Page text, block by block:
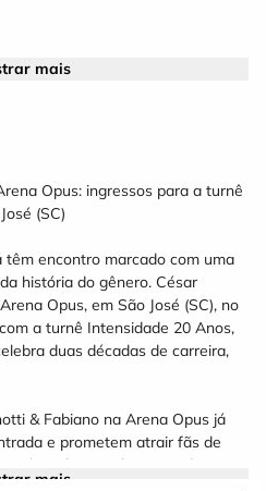
mais
Opus: ingressos para a turnê
(SC)
encontro marcado com uma
história do gênero. César
Opus, em São José (SC), no
a turnê Intensidade 20 Anos,
duas décadas de carreira,
& Fabiano na Arena Opus já
e prometem atrair fãs de
de nostalgia, grandes
mais